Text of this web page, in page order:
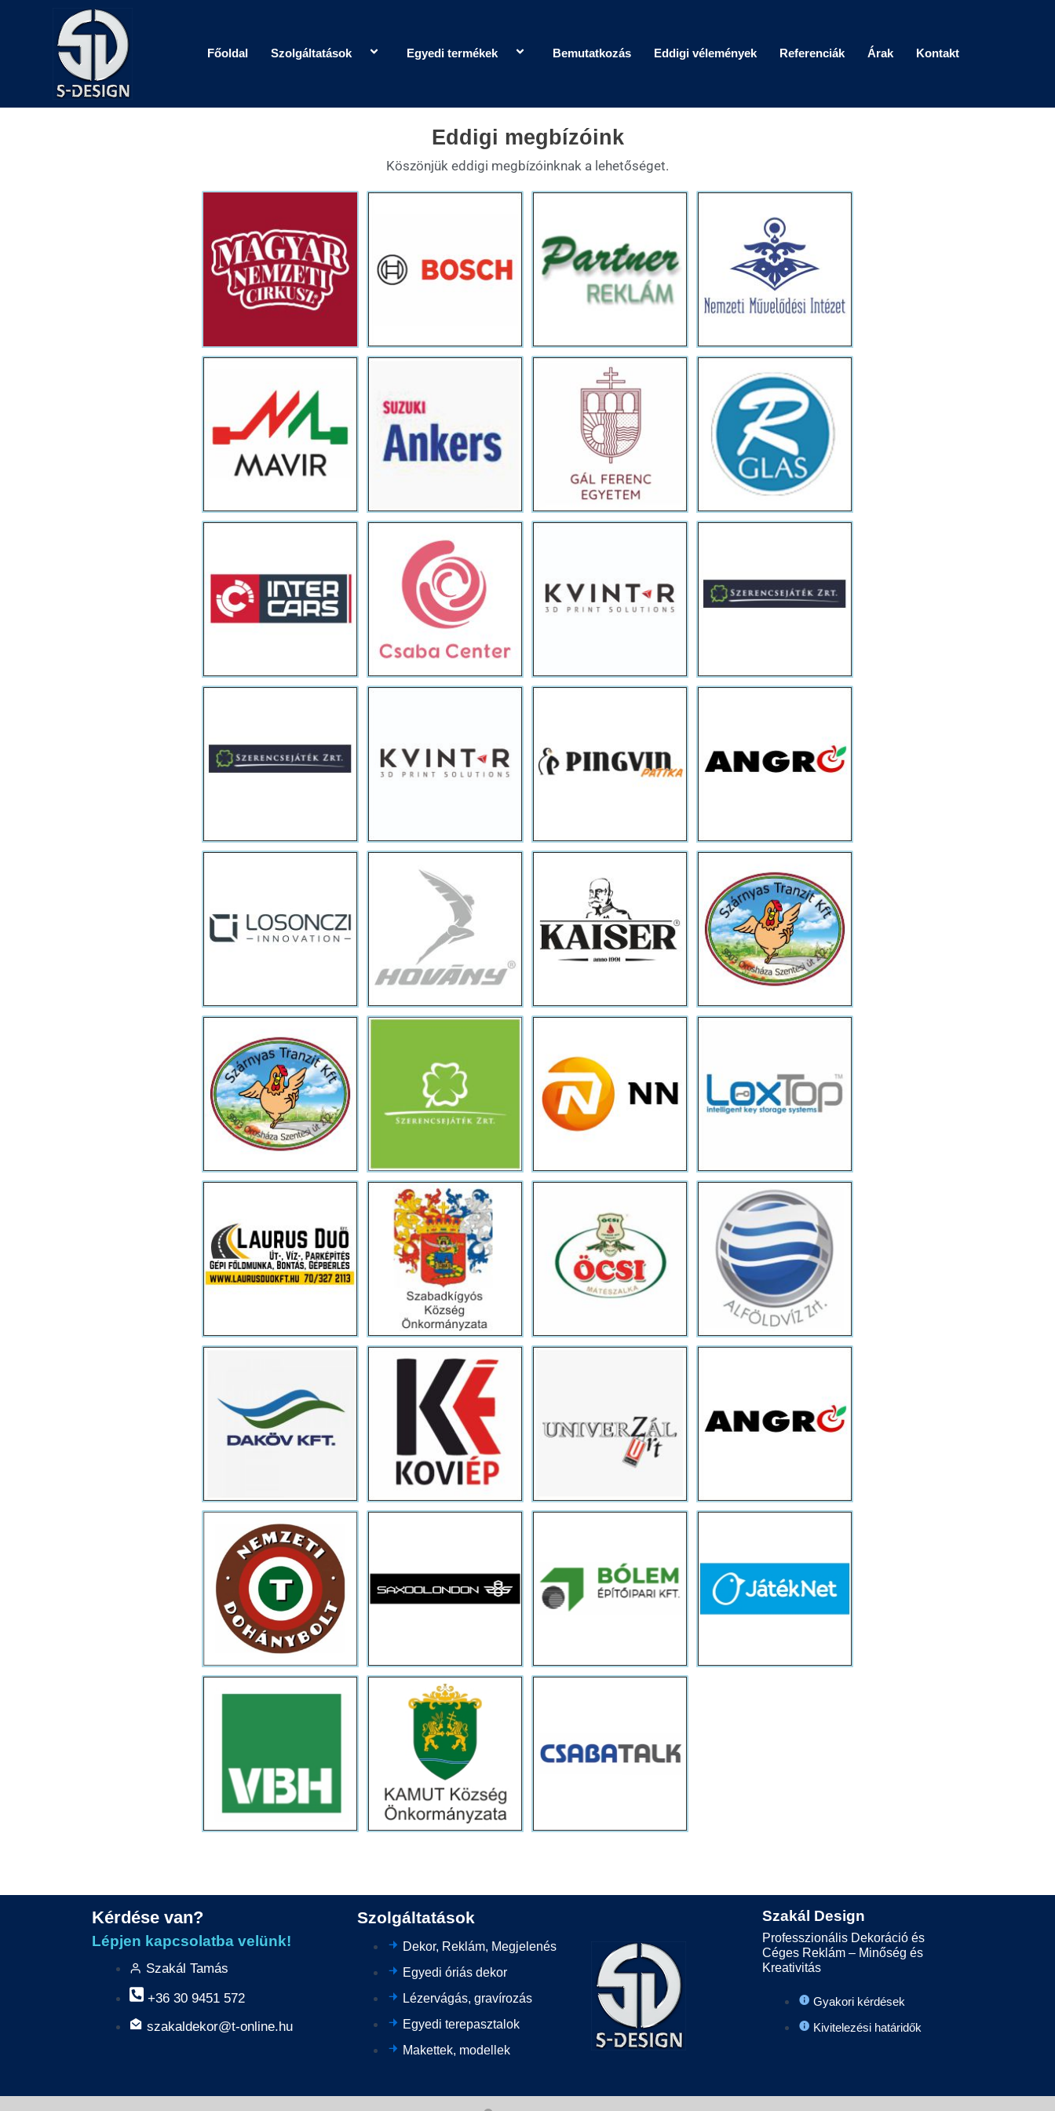
Főoldal Szolgáltatások Egyedi termékek Bemutatkozás Eddigi vélemények Referenciák Árak Kontakt
Eddigi megbízóink
Köszönjük eddigi megbízóinknak a lehetőséget.
Kérdése van?
Lépjen kapcsolatba velünk!
Szakál Tamás
+36 30 9451 572
szakaldekor@t-online.hu
Szolgáltatások
Dekor, Reklám, Megjelenés
Egyedi óriás dekor
Lézervágás, gravírozás
Egyedi terepasztalok
Makettek, modellek
Szakál Design
Professzionális Dekoráció és
Céges Reklám – Minőség és
Kreativitás
Gyakori kérdések
Kivitelezési határidők